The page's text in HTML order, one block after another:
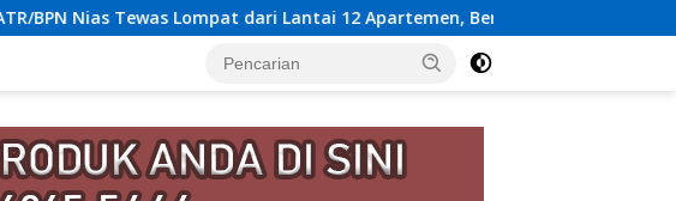
Lantai 12 Apartemen, Berawal dari Pesan Wanita Lewat Aplikasi Kencan